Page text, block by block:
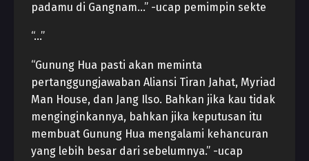
padamu di Gangnam…” -ucap pemimpin sekte
“…”
“Gunung Hua pasti akan meminta
pertanggungjawaban Aliansi Tiran Jahat, Myriad
Man House, dan Jang Ilso. Bahkan jika kau tidak
menginginkannya, bahkan jika keputusan itu
membuat Gunung Hua mengalami kehancuran
yang lebih besar dari sebelumnya.” -ucap